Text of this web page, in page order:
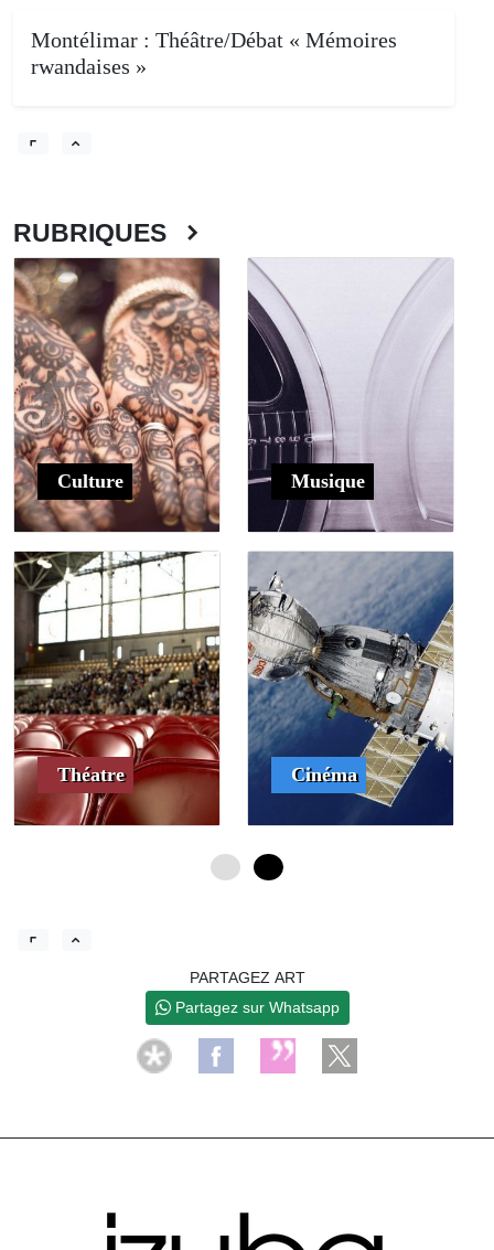
Montélimar : Théâtre/Débat « Mémoires
rwandaises »
RUBRIQUES
Culture Musique
Théatre Cinéma
PARTAGEZ ART
Partagez sur Whatsapp